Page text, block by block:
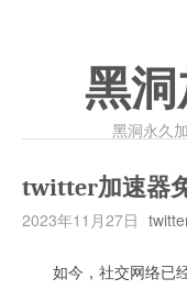
黑洞
黑洞永久
twitter加速器
2023年11月27日
如今，社交网络已经